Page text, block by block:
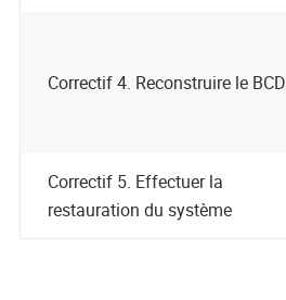
Correctif 4. Reconstruire le BCD
Correctif 5. Effectuer la
restauration du système